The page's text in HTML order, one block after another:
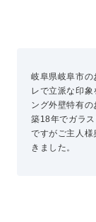
よくあ
お問い合
資料請求
簡単Web見積
現地診断見積
無料点検
岐阜県岐阜市の
レで立派な印
ング外壁特有の
築18年でガラ
ですがご主人様
きました。